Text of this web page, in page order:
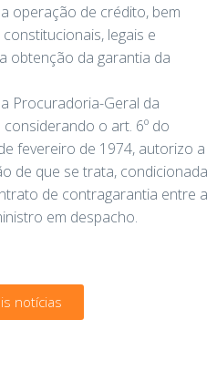
operação de crédito, bem
legais e
obtenção da garantia da
Procuradoria-Geral da
o art. 6º do
fevereiro de 1974, autorizo a
de que se trata, condicionada
de contragarantia entre a
em despacho.
notícias